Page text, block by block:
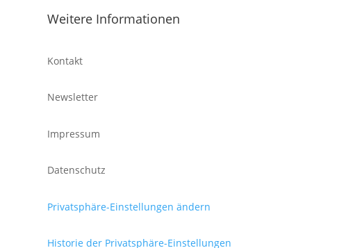
Weitere Informationen
Kontakt
Newsletter
Impressum
Datenschutz
Privatsphäre-Einstellungen ändern
Historie der Privatsphäre-Einstellungen